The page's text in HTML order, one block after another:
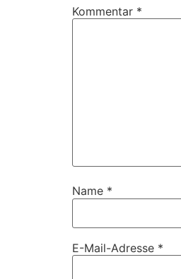
Kommentar *
Name *
E-Mail-Adresse *